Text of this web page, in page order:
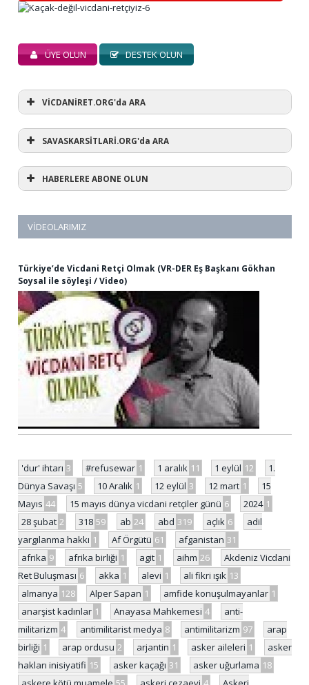
ÜYE OLUN DESTEK OLUN
VİCDANİRET.ORG'da ARA
SAVASKARSİTLARİ.ORG'da ARA
HABERLERE ABONE OLUN
VIDEOLARIMIZ
Türkiye’de Vicdani Retçi Olmak (VR-DER Eş Başkanı Gökhan
Soysal ile söyleşi / Video)
'dur' ihtarı 3 #refusewar 1 1 aralık 11 1 eylül 12
1.
Dünya Savaşı 5 10 Aralık 1 12 eylül 3 12 mart 1
15
Mayıs 44 15 mayıs dünya vicdani retçiler günü 6 2024 1
28 şubat 2 318 59 ab 24 abd 319 açlık 6
adil
yargılanma hakkı 1 Af Örgütü 61 afganistan 31
afrika 9 afrika birliği 1 agit 1 aihm 26
Akdeniz Vicdani
Ret Buluşması 6 akka 1 alevi 1 ali fikri ışık 13
almanya 128 Alper Sapan 1 amfide konuşulmayanlar 1
anarşist kadınlar 1 Anayasa Mahkemesi 4
anti-
militarizm 4 antimilitarist medya 8 antimilitarizm 97
arap
birliği 1 arap ordusu 2 arjantin 1 asker aileleri 1
asker
hakları inisiyatifi 15 asker kaçağı 31 asker uğurlama 18